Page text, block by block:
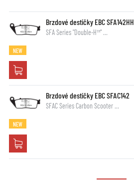
Brzdové destičky EBC SFA142HH
SFA Series "Double-H™" …
NEW
Brzdové destičky EBC SFAC142
SFAC Series Carbon Scooter …
NEW